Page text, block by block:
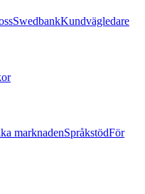
SwedbankKundvägledare
marknadenSpråkstödFör